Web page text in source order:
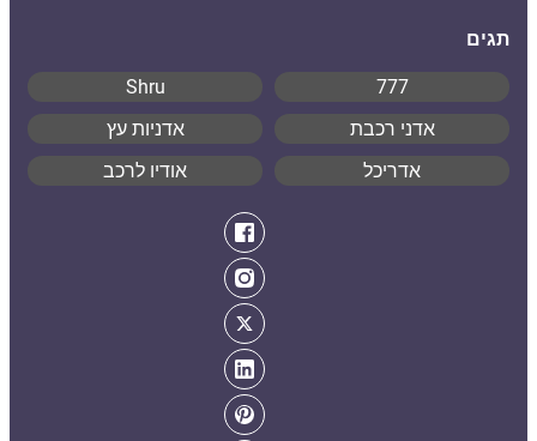
תגים
777
Shru
אדני רכבת
אדניות עץ
אדריכל
אודיו לרכב